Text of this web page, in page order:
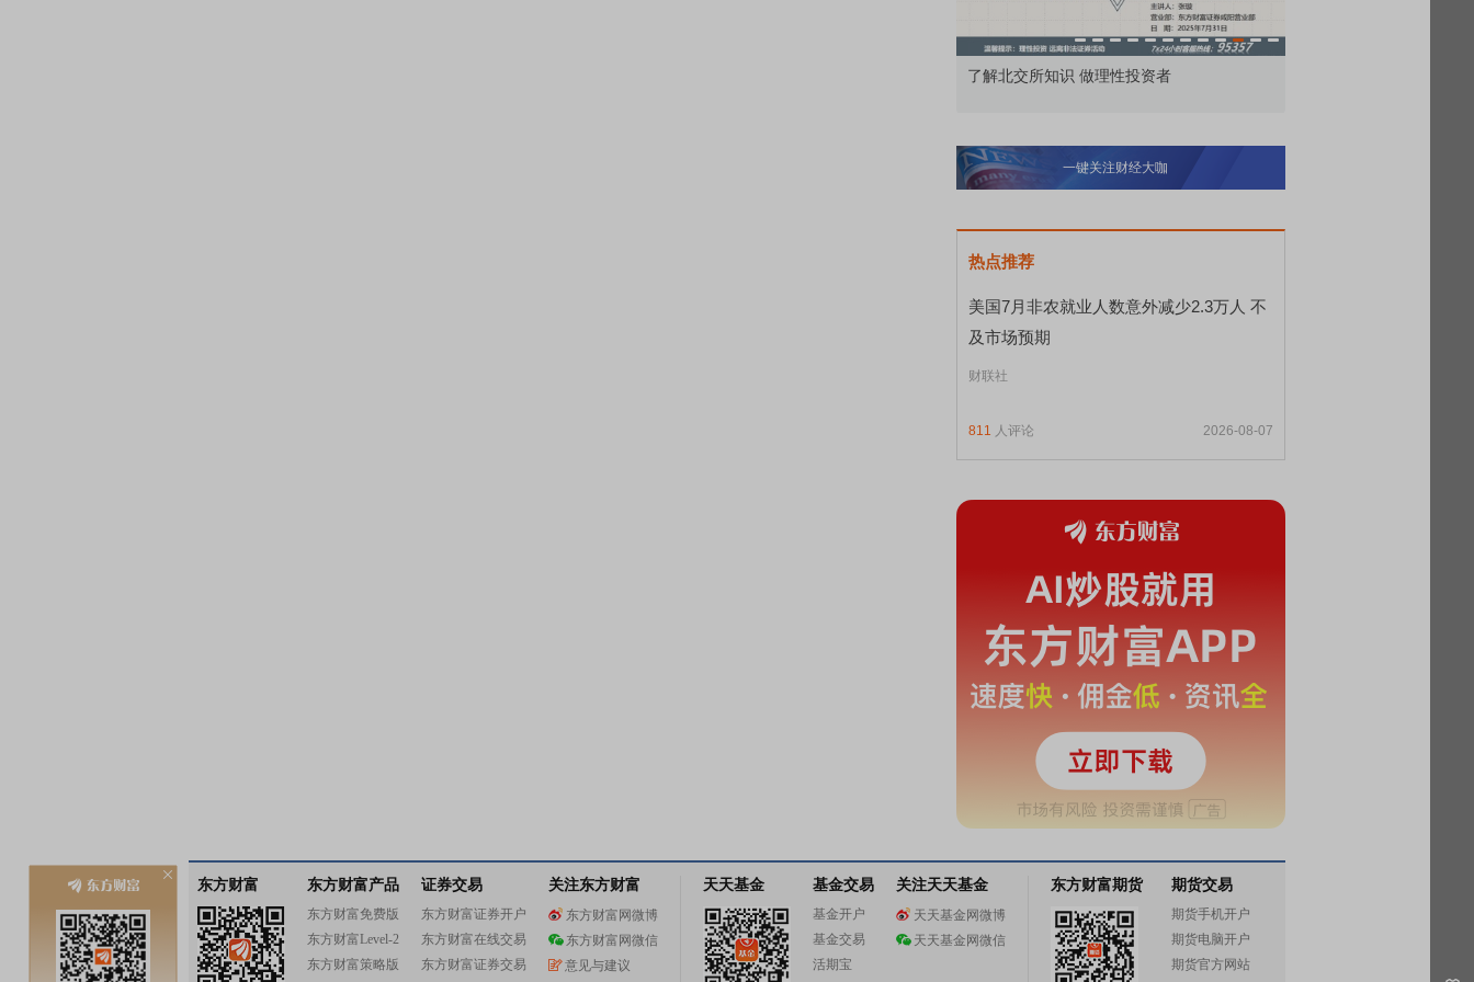
市价委托那么多种，究竟怎么用？
一键关注财经大咖
热点推荐
美国7月非农就业人数意外减少2.3万人 不
及市场预期
财联社
811 人评论 2026-08-07
东方财富 东方财富产品
东方财富免费版
东方财富Level-2
东方财富策略版
证券交易
东方财富证券开户
东方财富在线交易
东方财富证券交易
关注东方财富
东方财富网微博
东方财富网微信
意见与建议
天天基金 基金交易
基金开户
基金交易
活期宝
关注天天基金
天天基金网微博
天天基金网微信
东方财富期货 期货交易
期货手机开户
期货电脑开户
期货官方网站